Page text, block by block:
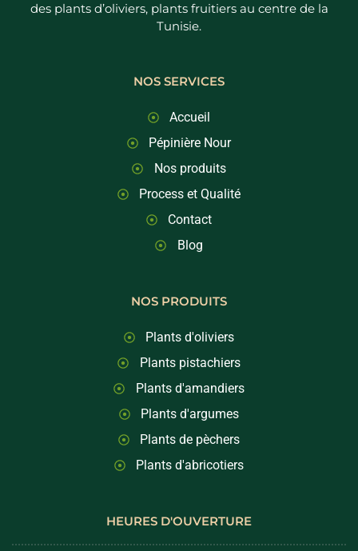
des plants d’oliviers, plants fruitiers au centre de la
Tunisie.
NOS SERVICES
Accueil
Pépinière Nour
Nos produits
Process et Qualité
Contact
Blog
NOS PRODUITS
Plants d'oliviers
Plants pistachiers
Plants d'amandiers
Plants d'argumes
Plants de pèchers
Plants d'abricotiers
HEURES D'OUVERTURE